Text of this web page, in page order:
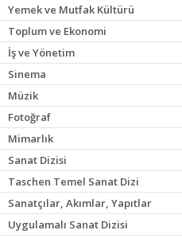
Yemek ve Mutfak Kültürü
Toplum ve Ekonomi
İş ve Yönetim
Sinema
Müzik
Fotoğraf
Mimarlık
Sanat Dizisi
Taschen Temel Sanat Dizi
Sanatçılar, Akımlar, Yapıtlar
Uygulamalı Sanat Dizisi